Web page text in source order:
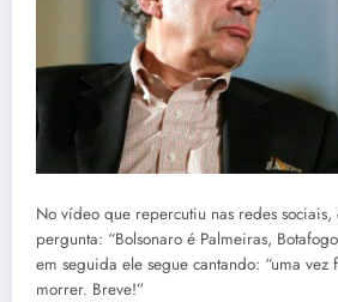
No vídeo que repercutiu nas redes sociais,
pergunta: “Bolsonaro é Palmeiras,
em seguida ele segue cantando: “uma vez
morrer. Breve!”